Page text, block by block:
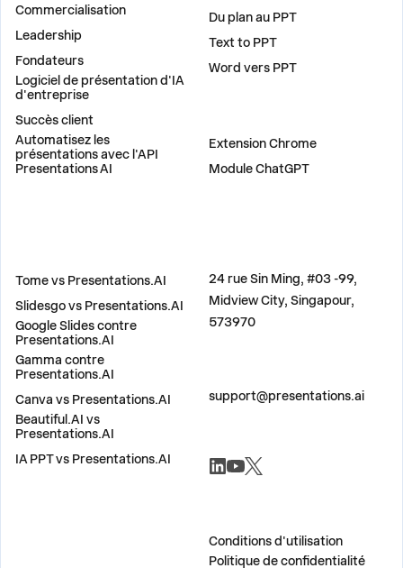
Commercialisation
Leadership
Fondateurs
Logiciel de présentation d'IA
d'entreprise
Succès client
Automatisez les
présentations avec l'API
Presentations AI
Du plan au PPT
Text to PPT
Word vers PPT
Extension Chrome
Module ChatGPT
Tome vs Presentations.AI
Slidesgo vs Presentations.AI
Google Slides contre
Presentations.AI
Gamma contre
Presentations.AI
Canva vs Presentations.AI
Beautiful.AI vs
Presentations.AI
IA PPT vs Presentations.AI
24 rue Sin Ming, #03 -99,
Midview City, Singapour,
573970
support@presentations.ai
Conditions d'utilisation
Politique de confidentialité